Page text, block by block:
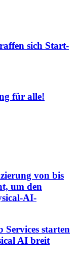
sich Start-
für alle!
von bis
um den
AI-
Services starten
AI breit